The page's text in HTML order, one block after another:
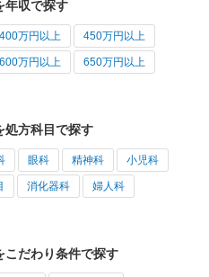
年収で探す
400万円以上 450万円以上
600万円以上 650万円以上
処方科目で探す
眼科 精神科 小児科
消化器科 婦人科
こだわり条件で探す